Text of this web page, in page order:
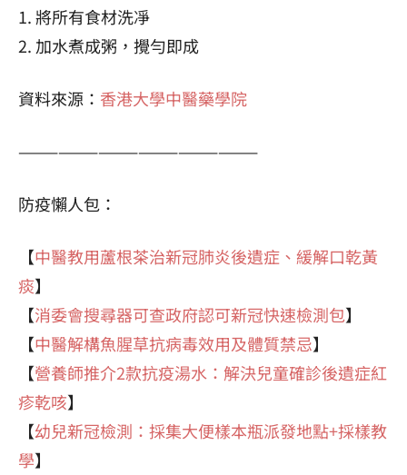
1. 將所有食材洗凈
2. 加水煮成粥，攪勻即成
資料來源： 香港大學中醫藥學院
——————————————————
防疫懶人包：
【中醫教用蘆根茶治新冠肺炎後遺症、緩解口乾黃
痰】
【消委會搜尋器可查政府認可新冠快速檢測包】
【中醫解構魚腥草抗病毒效用及體質禁忌】
【營養師推介2款抗疫湯水：解決兒童確診後遺症紅
疹乾咳】
【幼兒新冠檢測：採集大便樣本瓶派發地點+採樣教
學】